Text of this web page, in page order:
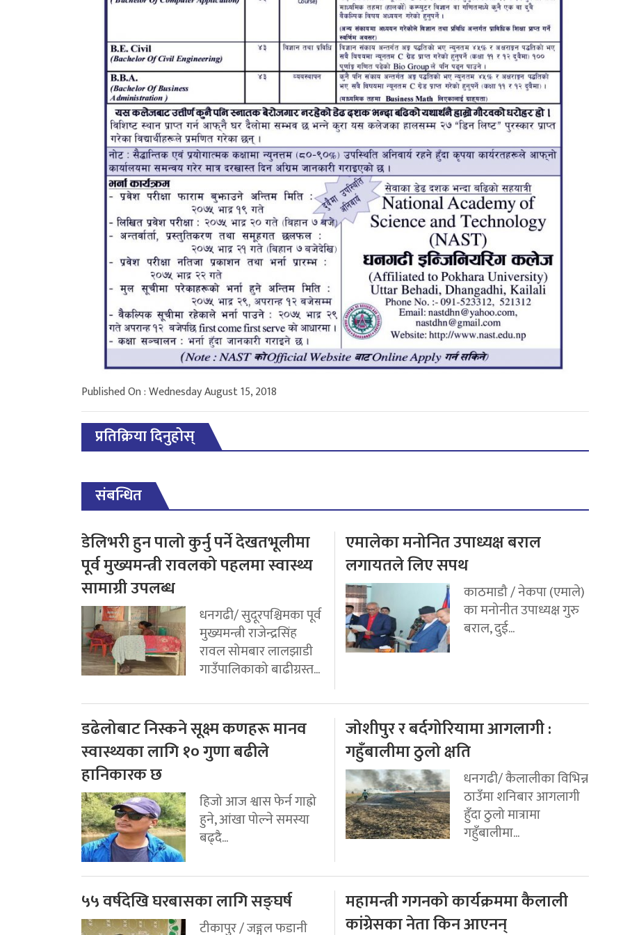
Published On : Wednesday August 15, 2018
प्रतिक्रिया दिनुहोस्
संबन्धित
डेलिभरी हुन पालो कुर्नु पर्ने देखतभूलीमा
पूर्व मुख्यमन्त्री रावलको पहलमा स्वास्थ्य
सामाग्री उपलब्ध
धनगढी/ सुदूरपश्चिमका पूर्व
मुख्यमन्त्री राजेन्द्रसिंह
रावल सोमबार लालझाडी
गाउँपालिकाको बाढीग्रस्त...
एमालेका मनोनित उपाध्यक्ष बराल
लगायतले लिए सपथ
काठमाडौ / नेकपा (एमाले)
का मनोनीत उपाध्यक्ष गुरु
बराल, दुई...
डढेलोबाट निस्कने सूक्ष्म कणहरू मानव
स्वास्थ्यका लागि १० गुणा बढीले
हानिकारक छ
हिजो आज श्वास फेर्न गाह्रो
हुने, आंखा पोल्ने समस्या
बढ्दै...
जोशीपुर र बर्दगोरियामा आगलागी :
गहुँबालीमा ठुलो क्षति
धनगढी/ कैलालीका विभिन्न
ठाउँमा शनिबार आगलागी
हुँदा ठुलो मात्रामा
गहुँबालीमा...
५५ वर्षदेखि घरबासका लागि सङ्घर्ष
टीकापुर / जङ्गल फडानी
महामन्त्री गगनको कार्यक्रममा कैलाली
कांग्रेसका नेता किन आएनन्